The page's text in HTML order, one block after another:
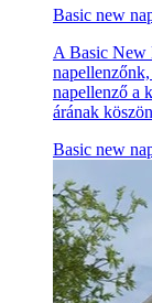
Basic new
A Basic New
napellenző a
árának
Basic new